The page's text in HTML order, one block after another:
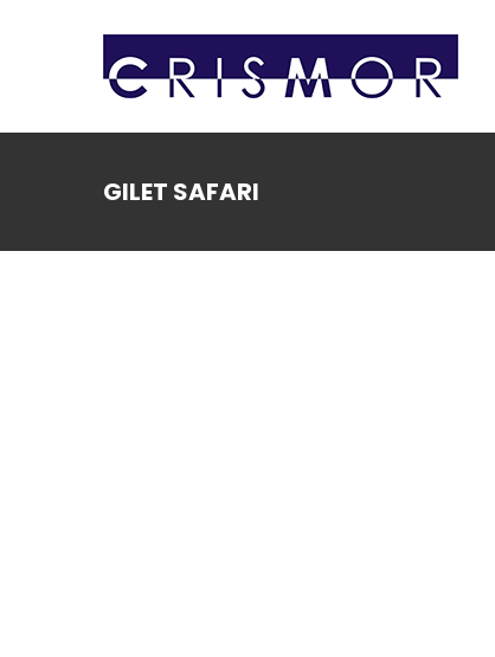
GILET SAFARI